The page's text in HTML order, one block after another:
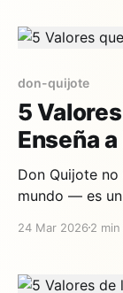
ropa, llevan
don-quijote
5
Enseña
Don Quijote
mundo — es
niega a
cae y se
24 Mar 2026 2